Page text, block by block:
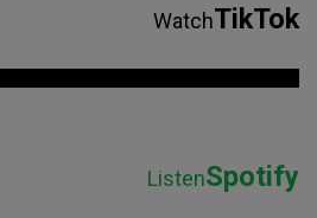
WatchTikTok
ListenSpotify